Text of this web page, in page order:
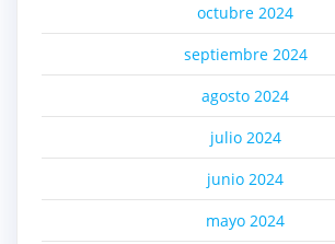
octubre 2024
septiembre 2024
agosto 2024
julio 2024
junio 2024
mayo 2024